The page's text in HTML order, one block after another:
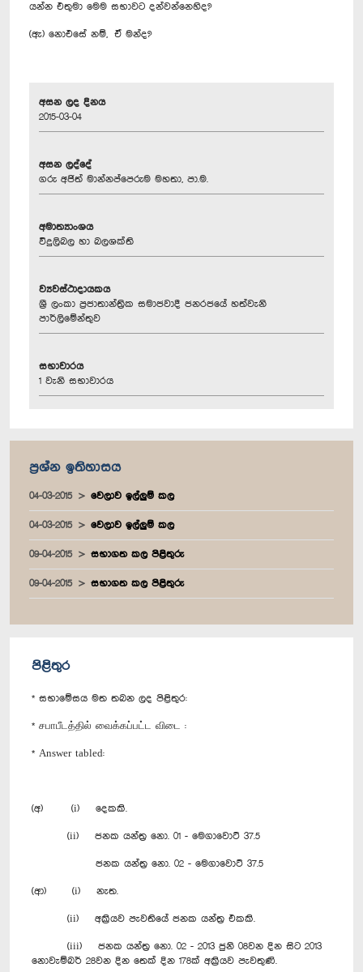
යන්න එතුමා ‍මෙම සභාවට දන්වන්නෙහිද?
(ඇ) නොඑසේ නම්, ඒ මන්ද?
අසන ලද දිනය
2015-03-04
අසන ලද්දේ
ගරු අජිත් මාන්නප්පෙරුම මහතා, පා.ම.
අමාත්‍යාංශය
විදුලිබල හා බලශක්ති
ව්‍යවස්ථාදායකය
ශ්‍රී ලංකා ප්‍රජාතාන්ත්‍රික සමාජවාදී ජනරජයේ හත්වැනි
පාර්ලිමේන්තුව
සභාවාරය
1 වැනි සභාවාරය
ප්‍රශ්න ඉතිහාසය
04-03-2015 වෙලාව ඉල්ලුම් කල
04-03-2015 වෙලාව ඉල්ලුම් කල
09-04-2015 සභාගත කල පිළිතුරු
09-04-2015 සභාගත කල පිළිතුරු
පිළිතුර
* සභාමේසය මත තබන ලද පිළිතුර:
* சபாபீடத்தில் வைக்கப்பட்ட விடை :
* Answer tabled:
(අ) (i) දෙකකි.
(ii) ජනක යන්ත්‍ර නො. 01 - මෙගාවොට් 37.5
ජනක යන්ත්‍ර නො. 02 - මෙගාවොට් 37.5
(ආ) (i) නැත.
(ii) අක්‍රියව පැවතියේ ජනක යන්ත්‍ර එකකි.
(iii) ජනක යන්ත්‍ර නො. 02 - 2013 ජුනි 08වන දින සිට 2013
නොවැම්බර් 28වන දින තෙක් දින 178ක් අක්‍රියව පැවතුණි.